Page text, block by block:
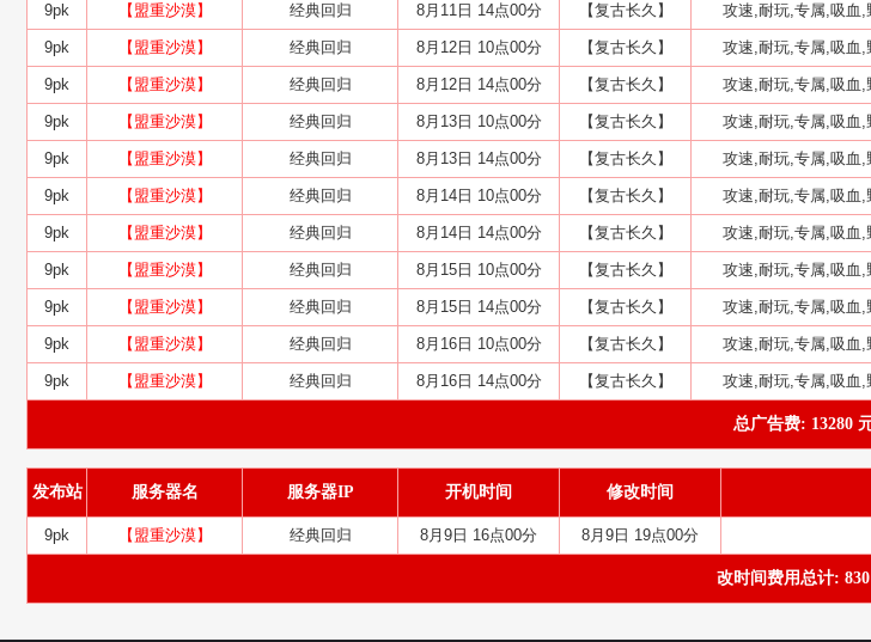
9pk 【盟重沙漠】 经典回归 8月11日 14点00分 【复古长久】 攻速,耐玩,专属,吸血
9pk 【盟重沙漠】 经典回归 8月12日 10点00分 【复古长久】 攻速,耐玩,专属,吸血
9pk 【盟重沙漠】 经典回归 8月12日 14点00分 【复古长久】 攻速,耐玩,专属,吸血
9pk 【盟重沙漠】 经典回归 8月13日 10点00分 【复古长久】 攻速,耐玩,专属,吸血
9pk 【盟重沙漠】 经典回归 8月13日 14点00分 【复古长久】 攻速,耐玩,专属,吸血
9pk 【盟重沙漠】 经典回归 8月14日 10点00分 【复古长久】 攻速,耐玩,专属,吸血
9pk 【盟重沙漠】 经典回归 8月14日 14点00分 【复古长久】 攻速,耐玩,专属,吸血
9pk 【盟重沙漠】 经典回归 8月15日 10点00分 【复古长久】 攻速,耐玩,专属,吸血
9pk 【盟重沙漠】 经典回归 8月15日 14点00分 【复古长久】 攻速,耐玩,专属,吸血
9pk 【盟重沙漠】 经典回归 8月16日 10点00分 【复古长久】 攻速,耐玩,专属,吸血
9pk 【盟重沙漠】 经典回归 8月16日 14点00分 【复古长久】 攻速,耐玩,专属,吸血
总广告费: 13280
发布站 服务器名 服务器IP 开机时间 修改时间
9pk 【盟重沙漠】 经典回归 8月9日 16点00分 8月9日 19点00分
改时间费用总计: